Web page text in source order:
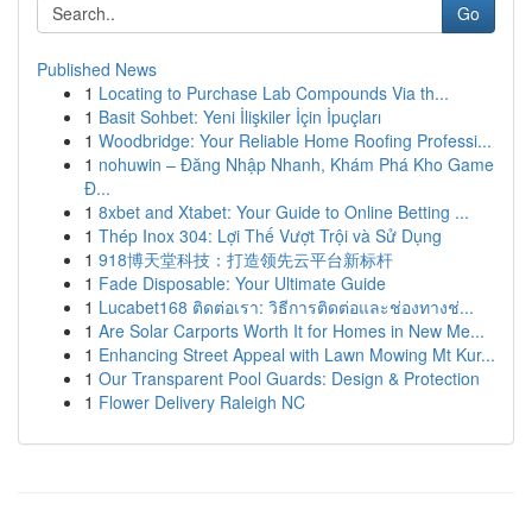
Go
Published News
1 Locating to Purchase Lab Compounds Via th...
1 Basit Sohbet: Yeni İlişkiler İçin İpuçları
1 Woodbridge: Your Reliable Home Roofing Professi...
1 nohuwin – Đăng Nhập Nhanh, Khám Phá Kho Game
Đ...
1 8xbet and Xtabet: Your Guide to Online Betting ...
1 Thép Inox 304: Lợi Thế Vượt Trội và Sử Dụng
1 918博天堂科技：打造领先云平台新标杆
1 Fade Disposable: Your Ultimate Guide
1 Lucabet168 ติดต่อเรา: วิธีการติดต่อและช่องทางช่...
1 Are Solar Carports Worth It for Homes in New Me...
1 Enhancing Street Appeal with Lawn Mowing Mt Kur...
1 Our Transparent Pool Guards: Design & Protection
1 Flower Delivery Raleigh NC